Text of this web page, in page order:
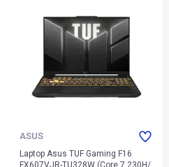
ASUS
Laptop Asus TUF Gaming F16
FX607VJR-TU328W (Core 7 230H/